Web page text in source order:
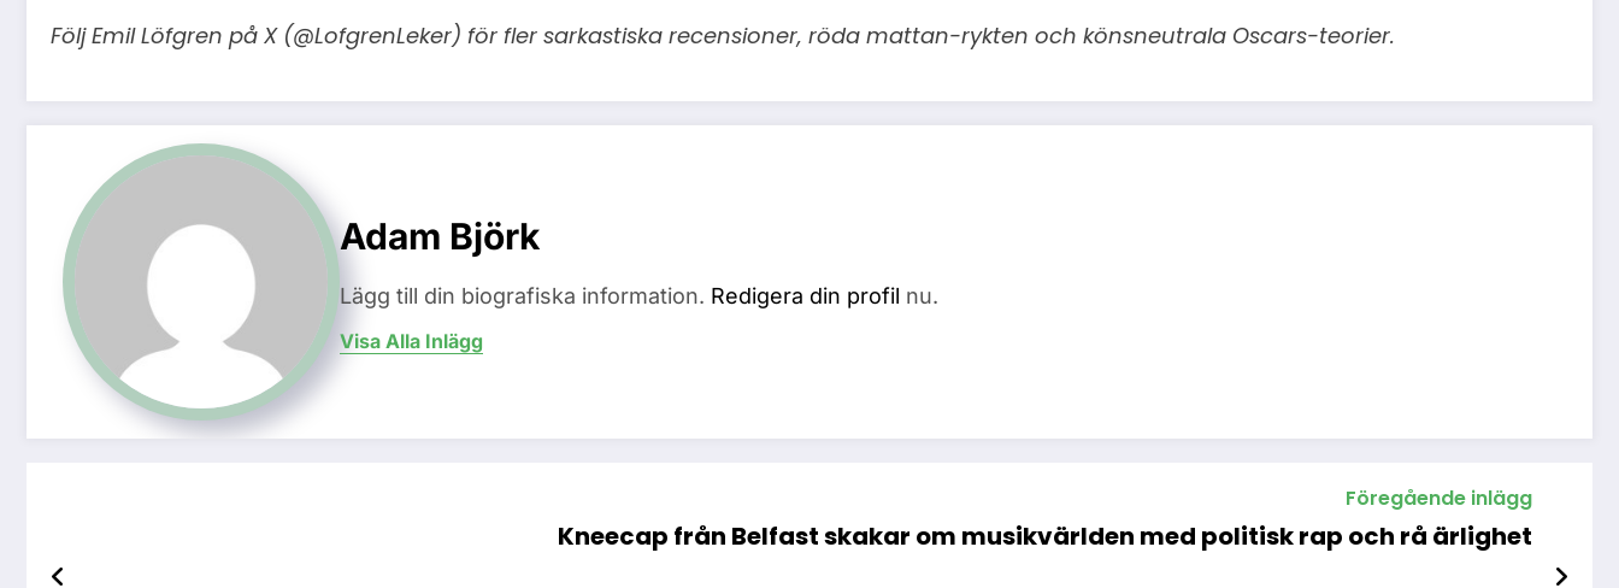
Följ Emil Löfgren på X (@LofgrenLeker) för fler sarkastiska recensioner, röda mattan-rykten och könsneutrala Oscars-teorier.
Adam Björk
Lägg till din biografiska information. Redigera din profil nu.
Visa Alla Inlägg
Föregående inlägg
Kneecap från Belfast skakar om musikvärlden med politisk rap och rå ärlighet